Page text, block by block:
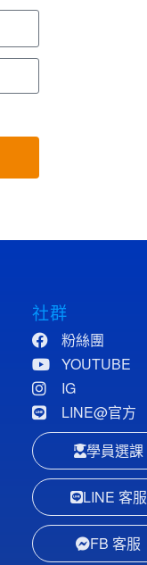
社群
粉絲團
YOUTUBE
IG
LINE@官方
學員選課
LINE 客服
FB 客服